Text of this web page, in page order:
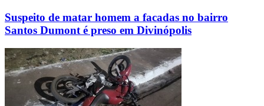
Suspeito de matar homem a facadas no bairro
Santos Dumont é preso em Divinópolis